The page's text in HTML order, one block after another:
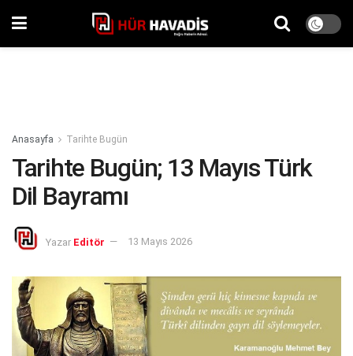
Anasayfa Tarihte Bugün
Tarihte Bugün; 13 Mayıs Türk
Dil Bayramı
Yazar Editör 13 Mayıs 2026